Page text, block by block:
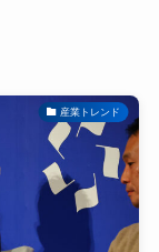
産業トレンド